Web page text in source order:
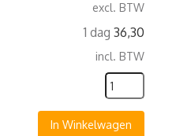
excl. BTW
1 dag 36,30
incl. BTW
In Winkelwagen